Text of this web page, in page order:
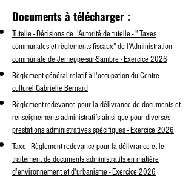
Documents à télécharger :
Tutelle - Décisions de I'Autorité de tutelle - " Taxes
communales et règlements fiscaux" de l'Administration
communale de Jemeppe-sur-Sambre - Exercice 2026
Règlement général relatif à l'occupation du Centre
culturel Gabrielle Bernard
Règlement-redevance pour la délivrance de documents et
renseignements administratifs ainsi que pour diverses
prestations administratives spécifiques - Exercice 2026
Taxe - Règlement-redevance pour la délivrance et le
traitement de documents administratifs en matière
d'environnement et d'urbanisme - Exercice 2026